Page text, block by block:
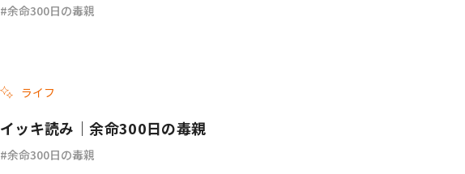
余命300日の毒親
ライフ
イッキ読み｜余命300日の毒親
余命300日の毒親